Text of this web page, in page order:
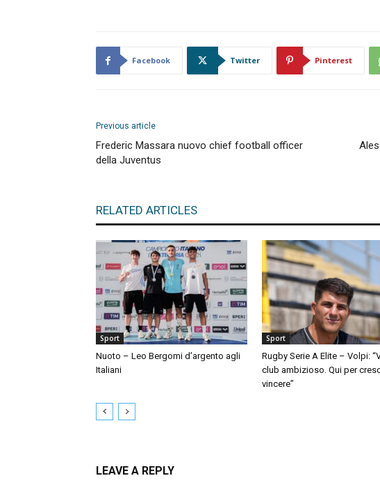
Facebook Twitter Pinterest
Previous article
Frederic Massara nuovo chief football officer
della Juventus
RELATED ARTICLES
Sport
Nuoto – Leo Bergomi d’argento agli
Italiani
Sport
Rugby Serie A Elite – Volpi:
club ambizioso. Qui per
vincere”
LEAVE A REPLY